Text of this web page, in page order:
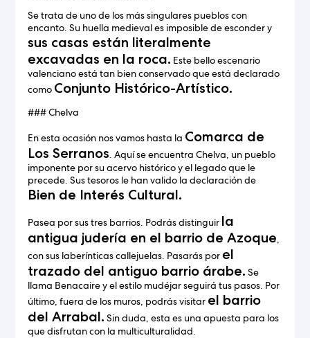
Se trata de uno de los más singulares pueblos con
encanto. Su huella medieval es imposible de esconder y
sus casas están literalmente
excavadas en la roca. Este bello escenario
valenciano está tan bien conservado que está declarado
como Conjunto Histórico-Artístico.
### Chelva
En esta ocasión nos vamos hasta la Comarca de
Los Serranos. Aquí se encuentra Chelva, un pueblo
imponente por su acervo histórico y el legado que le
precede. Sus tesoros le han valido la declaración de
Bien de Interés Cultural.
Pasea por sus tres barrios. Podrás distinguir la
antigua judería en el barrio de Azoque,
con sus laberínticas callejuelas. Pasarás por el
trazado del antiguo barrio árabe. Se
llama Benacaire y el estilo mudéjar seguirá tus pasos. Por
último, fuera de los muros, podrás visitar el barrio
del Arrabal. Sin duda, esta es una apuesta para los
que disfrutan con la multiculturalidad.